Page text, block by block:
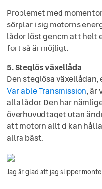
Problemet med
sörplar i sig motorns
lådor löst genom att helt
fort så är möjligt.
5. Steglös växellåda
Den steglösa växellådan,
Variable Transmission, är
alla lådor. Den har
överhuvudtaget utan
att motorn alltid kan
allra bäst.
Jag är glad att jag slipper